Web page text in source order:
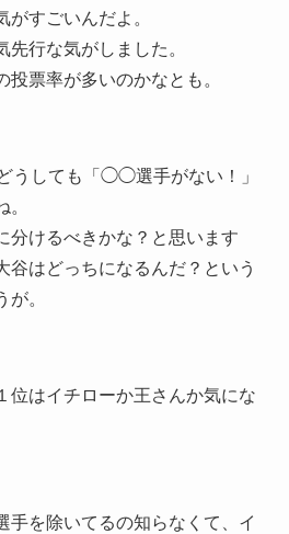
がすごいんだよ。
先行な気がしました。
票率が多いのかなとも。
うしても「◯◯選手がない！」
分けるべきかな？と思います
谷はどっちになるんだ？という
。
位はイチローか王さんか気にな
手を除いてるの知らなくて、イ